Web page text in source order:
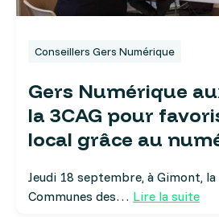
Conseillers Gers Numérique
Gers Numérique
la 3CAG pour
local grâce au
Jeudi 18 septembre, à Gimont,
Communes des… Lire la suite